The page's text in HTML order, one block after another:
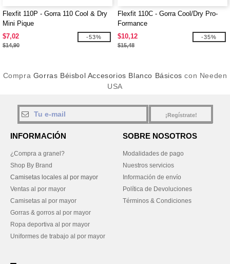
Flexfit 110P - Gorra 110 Cool & Dry
Mini Pique
$7,02
$14,90
-53%
Flexfit 110C - Gorra Cool/Dry Pro-
Formance
$10,12
$15,48
-35%
Compra Gorras Béisbol Accesorios Blanco Básicos con Needen
USA
¡Regístrate!
INFORMACIÓN
¿Compra a granel?
Shop By Brand
Camisetas locales al por mayor
Ventas al por mayor
Camisetas al por mayor
Gorras & gorros al por mayor
Ropa deportiva al por mayor
Uniformes de trabajo al por mayor
SOBRE NOSOTROS
Modalidades de pago
Nuestros servicios
Información de envío
Política de Devoluciones
Términos & Condiciones